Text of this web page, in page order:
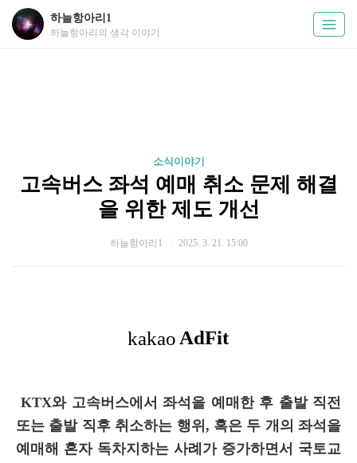
하늘항아리1
하늘항아리의 생각 이야기
소식이야기
고속버스 좌석 예매 취소 문제 해결
을 위한 제도 개선
하늘항아리1 2025. 3. 21. 15:00
KTX와 고속버스에서 좌석을 예매한 후 출발 직전
또는 출발 직후 취소하는 행위, 혹은 두 개의 좌석을
예매해 혼자 독차지하는 사례가 증가하면서 국토교